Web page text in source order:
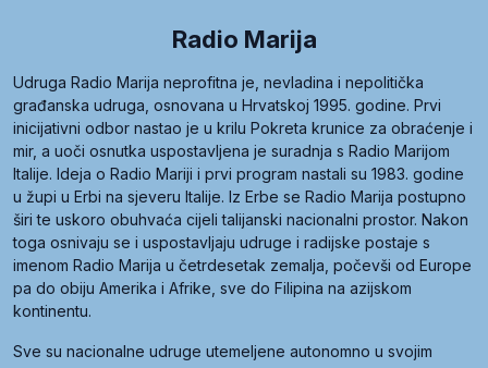
Radio Marija
Udruga Radio Marija neprofitna je, nevladina i nepolitička
građanska udruga, osnovana u Hrvatskoj 1995. godine. Prvi
inicijativni odbor nastao je u krilu Pokreta krunice za obraćenje i
mir, a uoči osnutka uspostavljena je suradnja s Radio Marijom
Italije. Ideja o Radio Mariji i prvi program nastali su 1983. godine
u župi u Erbi na sjeveru Italije. Iz Erbe se Radio Marija postupno
širi te uskoro obuhvaća cijeli talijanski nacionalni prostor. Nakon
toga osnivaju se i uspostavljaju udruge i radijske postaje s
imenom Radio Marija u četrdesetak zemalja, počevši od Europe
pa do obiju Amerika i Afrike, sve do Filipina na azijskom
kontinentu.
Sve su nacionalne udruge utemeljene autonomno u svojim